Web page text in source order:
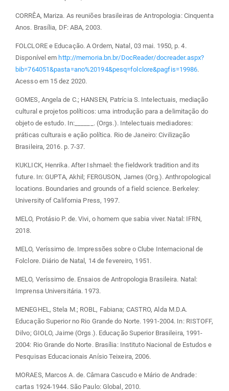
CORRÊA, Mariza. As reuniões brasileiras de Antropologia: Cinquenta
Anos. Brasília, DF: ABA, 2003.
FOLCLORE e Educação. A Ordem, Natal, 03 mai. 1950, p. 4.
Disponível emhttp://memoria.bn.br/DocReader/docreader.aspx?
bib=764051&pasta=ano%20194&pesq=folclore&pagfis=19986.
Acesso em 15 dez 2020.
GOMES, Angela de C.; HANSEN, Patrícia S. Intelectuais, mediação
cultural e projetos políticos: uma introdução para a delimitação do
objeto de estudo. In:______. (Orgs.). Intelectuais mediadores:
práticas culturais e ação política. Rio de Janeiro: Civilização
Brasileira, 2016. p. 7-37.
KUKLICK, Henrika. After Ishmael: the fieldwork tradition and its
future. In: GUPTA, Akhil; FERGUSON, James (Org.). Anthropological
locations. Boundaries and grounds of a field science. Berkeley:
University of California Press, 1997.
MELO, Protásio P. de. Vivi, o homem que sabia viver. Natal: IFRN,
2018.
MELO, Veríssimo de. Impressões sobre o Clube Internacional de
Folclore. Diário de Natal, 14 de fevereiro, 1951.
MELO, Veríssimo de. Ensaios de Antropologia Brasileira. Natal:
Imprensa Universitária. 1973.
MENEGHEL, Stela M.; ROBL, Fabiana; CASTRO, Alda M.D.A.
Educação Superior no Rio Grande do Norte. 1991-2004. In: RISTOFF,
Dilvo; GIOLO, Jaime (Orgs.). Educação Superior Brasileira, 1991-
2004: Rio Grande do Norte. Brasília: Instituto Nacional de Estudos e
Pesquisas Educacionais Anísio Teixeira, 2006.
MORAES, Marcos A. de. Câmara Cascudo e Mário de Andrade:
cartas 1924-1944. São Paulo: Global, 2010.